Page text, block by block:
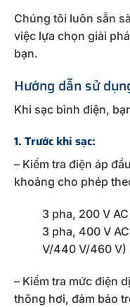
Chúng tôi luôn sẵn
việc lựa chọn giải
bạn.
Hướng dẫn sử
Khi sạc bình điện,
1. Trước khi sạc:
– Kiểm tra điện áp
khoảng cho phép
3 pha, 200 V
3 pha, 400 V
V/440 V/460 V)
– Kiểm tra mức điện
thông hơi, đảm bảo